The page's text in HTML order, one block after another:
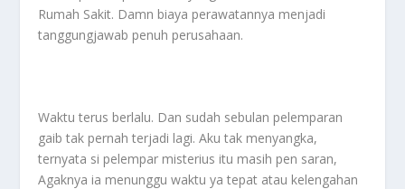
Rumah Sakit. Damn biaya perawatannya menjadi
tanggungjawab penuh perusahaan.
Waktu terus berlalu. Dan sudah sebulan pelemparan
gaib tak pernah terjadi lagi. Aku tak menyangka,
ternyata si pelempar misterius itu masih pen saran,
Agaknya ia menunggu waktu ya tepat atau kelengahan